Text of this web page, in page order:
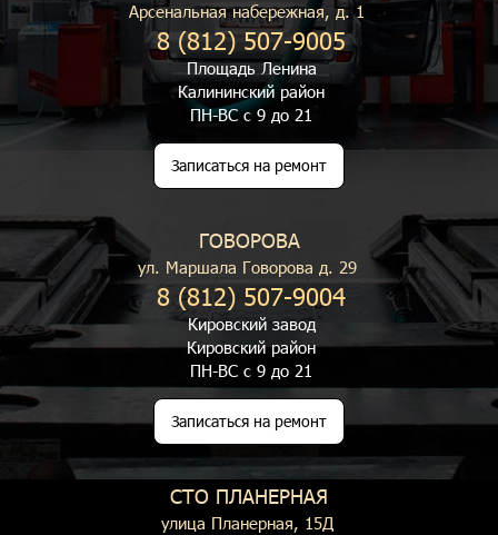
Арсенальная набережная, д. 1
8 (812) 507-9005
Площадь Ленина
Калининский район
ПН-ВС с 9 до 21
Записаться на ремонт
ГОВОРОВА
ул. Маршала Говорова д. 29
8 (812) 507-9004
Кировский завод
Кировский район
ПН-ВС с 9 до 21
Записаться на ремонт
СТО ПЛАНЕРНАЯ
улица Планерная, 15Д